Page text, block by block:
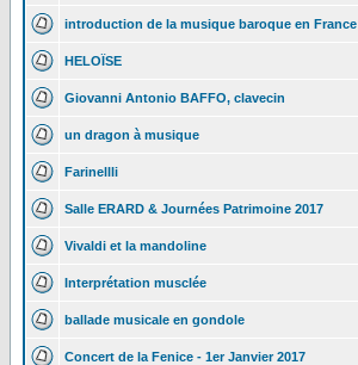
introduction de la musique baroque en France
HELOÏSE
Giovanni Antonio BAFFO, clavecin
un dragon à musique
Farinellli
Salle ERARD & Journées Patrimoine 2017
Vivaldi et la mandoline
Interprétation musclée
ballade musicale en gondole
Concert de la Fenice - 1er Janvier 2017